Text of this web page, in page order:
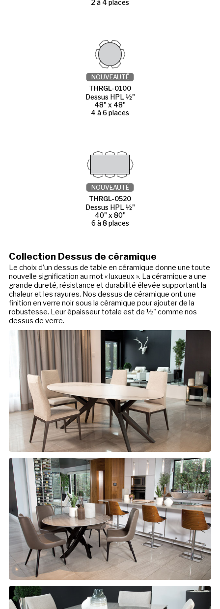
2 à 4 places
THRGL-0100
Dessus HPL ½"
48" x 48"
4 à 6 places
NOUVEAUTÉ
THRGL-0520
Dessus HPL ½"
40" x 80"
6 à 8 places
NOUVEAUTÉ
Collection Dessus de céramique
Le choix d’un dessus de table en céramique donne une toute
nouvelle signification au mot « luxueux ». La céramique a une
grande dureté, résistance et durabilité élevée supportant la
chaleur et les rayures. Nos dessus de céramique ont une
finition en verre noir sous la céramique pour ajouter de la
robustesse. Leur épaisseur totale est de ½" comme nos
dessus de verre.